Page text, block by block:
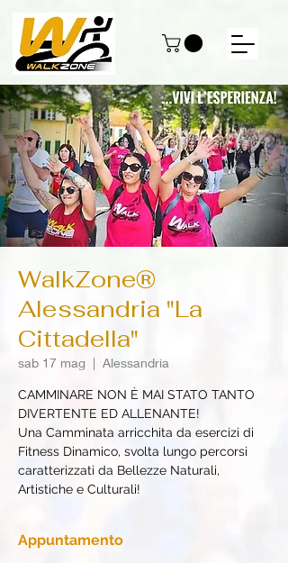
WalkZone®
Alessandria "La
Cittadella"
sab 17 mag
  |
Alessandria
CAMMINARE NON È MAI STATO TANTO
DIVERTENTE ED ALLENANTE!
Una Camminata arricchita da esercizi di
Fitness Dinamico, svolta lungo percorsi
caratterizzati da Bellezze Naturali,
Artistiche e Culturali!
Appuntamento